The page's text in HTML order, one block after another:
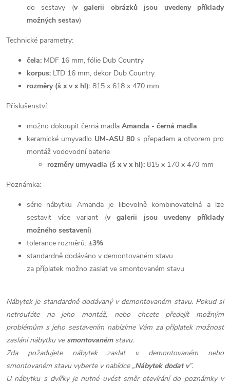
do sestavy (v galerii obrázků jsou uvedeny příklady
možných sestav)
Technické parametry:
čela: MDF 16 mm, fólie Dub Country
korpus: LTD 16 mm, dekor Dub Country
rozměry (š x v x hl): 815 x 618 x 470 mm
Příslušenství:
možno dokoupit černá madla Amanda - černá madla
keramické umyvadlo UM-ASU 80 s přepadem a otvorem pro
montáž vodovodní baterie
rozměry umyvadla (š x v x hl): 815 x 170 x 470 mm
Poznámka:
série nábytku Amanda je libovolně kombinovatelná a lze
sestavit více variant (v galerii jsou uvedeny příklady
možného sestavení)
tolerance rozměrů: ±3%
standardně dodáváno v demontovaném stavu
za příplatek možno zaslat ve smontovaném stavu
Nábytek je standardně dodávaný v demontovaném stavu. Pokud si
netroufáte na jeho montáž, nebo chcete předejít možným
problémům s jeho sestavením nabízíme Vám za příplatek možnost
zaslání nábytku ve smontovanémstavu.
Zda požadujete nábytek zaslat v demontovaném nebo
smontovaném stavu vyberte v nabídce „Nábytek dodat v”.
U nábytku s dvířky je nutné uvést směr otevírání do poznámky v